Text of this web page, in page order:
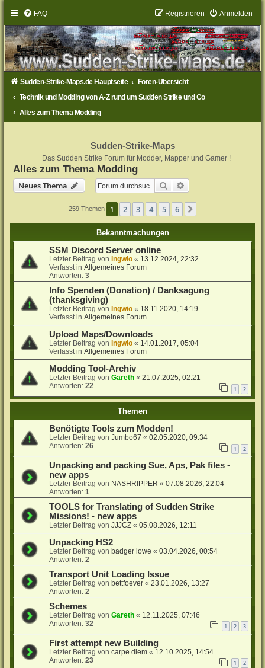
FAQ Anmelden
Registrieren
Sudden-Strike-Maps.de Hauptseite
Foren-Übersicht
Technik und Modding von A-Z rund um Sudden Strike und Co
Alles zum Thema Modding
Sudden-Strike-Maps
Das Sudden Strike Forum für Modder, Mapper und Gamer !
Alles zum Thema Modding
Neues Thema
Suche
259 Themen 1 2 3 4 5 6
Bekanntmachungen
SSM Discord Server online
Letzter Beitrag von Ingwio « 13.12.2024, 22:32
Verfasst inAllgemeines Forum
Antworten:3
Info Spenden (Donation) / Danksagung
(thanksgiving)
Letzter Beitrag von Ingwio « 18.11.2020, 14:19
Verfasst inAllgemeines Forum
Upload Maps/Downloads
Letzter Beitrag von Ingwio « 14.01.2017, 05:04
Verfasst inAllgemeines Forum
Modding Tool-Archiv
Letzter Beitrag vonGareth «21.07.2025, 02:21
Antworten:22 1 2
Themen
Benötigte Tools zum Modden!
Letzter Beitrag vonJumbo67 «02.05.2020, 09:34
Antworten:26 1 2
Unpacking and packing Sue, Aps, Pak files -
new apps
Letzter Beitrag von NASHRIPPER «07.08.2026, 22:04
Antworten:1
TOOLS for Translating of Sudden Strike
Missions! - new apps
Letzter Beitrag vonJJJCZ «05.08.2026, 12:11
Unpacking HS2
Letzter Beitrag vonbadger lowe «03.04.2026, 00:54
Antworten:2
Transport Unit Loading Issue
Letzter Beitrag vonbettfoever «23.01.2026, 13:27
Antworten:2
Schemes
Letzter Beitrag vonGareth « 12.11.2025, 07:46
Antworten:32 1 2 3
First attempt new Building
Letzter Beitrag voncarpe diem « 12.10.2025, 14:54
Antworten:23 1 2